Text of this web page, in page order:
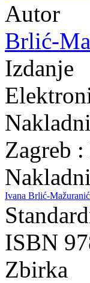
Autor
Brlić-
Izdanje
Zagreb
Ivana Brlić-
ISBN
Zbirka